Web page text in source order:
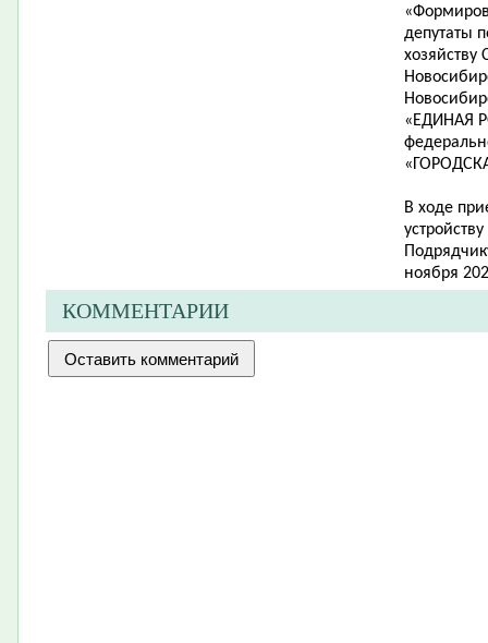
депутаты
хозяйству
«ЕДИНАЯ
В ходе при
Подрядчик
ноября
КОММЕНТАРИИ